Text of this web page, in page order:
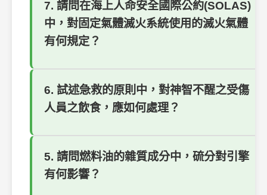
7. 請問在海上人命安全國際公約(SOLAS)
中，對固定氣體滅火系統使用的滅火氣體
有何規定？
6. 試述急救的原則中，對神智不醒之受傷
人員之飲食，應如何處理？
5. 請問燃料油的雜質成分中，硫分對引擎
有何影響？